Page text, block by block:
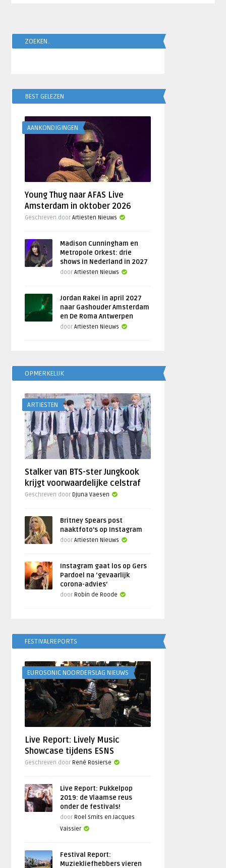
ZOEKEN..
BEST GELEZEN
AANKONDIGINGEN
Young Thug naar AFAS Live
Amsterdam in oktober 2026
Geschreven doorArtiesten Nieuws
Madison Cunningham en
Metropole Orkest: drie
shows in Nederland in 2027
doorArtiesten Nieuws
Jordan Rakei in april 2027
naar Gashouder Amsterdam
en De Roma Antwerpen
doorArtiesten Nieuws
OPMERKELIJK
ARTIESTEN
Stalker van BTS-ster Jungkook
krijgt voorwaardelijke celstraf
Geschreven door Djuna Vaesen
Britney Spears post
naaktfoto’s op Instagram
doorArtiesten Nieuws
Instagram gaat los op Gers
Pardoel na ‘gevaarlijk
corona-advies’
door Robin de Roode
FESTIVALREPORTS
EUROSONIC NOORDERSLAG NIEUWS
Live Report: Lively Music
Showcase tijdens ESNS
Geschreven door René Rosierse
Live Report: Pukkelpop
2019: de Vlaamse reus
onder de festivals!
door Roel Smits en Jacques
Vaissier
Festival Report:
Muziekliefhebbers vieren